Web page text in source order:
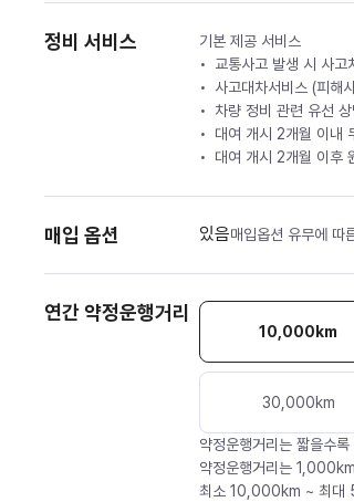
정비 서비스
기본 제공 서비스
교통사고 발생 시 사고
사고대차서비스 (피해
차량 정비 관련 유선
대여 개시 2개월 이내
대여 개시 2개월 이후
매입 옵션 있음매입옵션 유무에 따
연간 약정운행거리
10,000 km
30,000km
약정운행거리는 짧을수
약정운행거리는
최소 10,000km ~ 최대